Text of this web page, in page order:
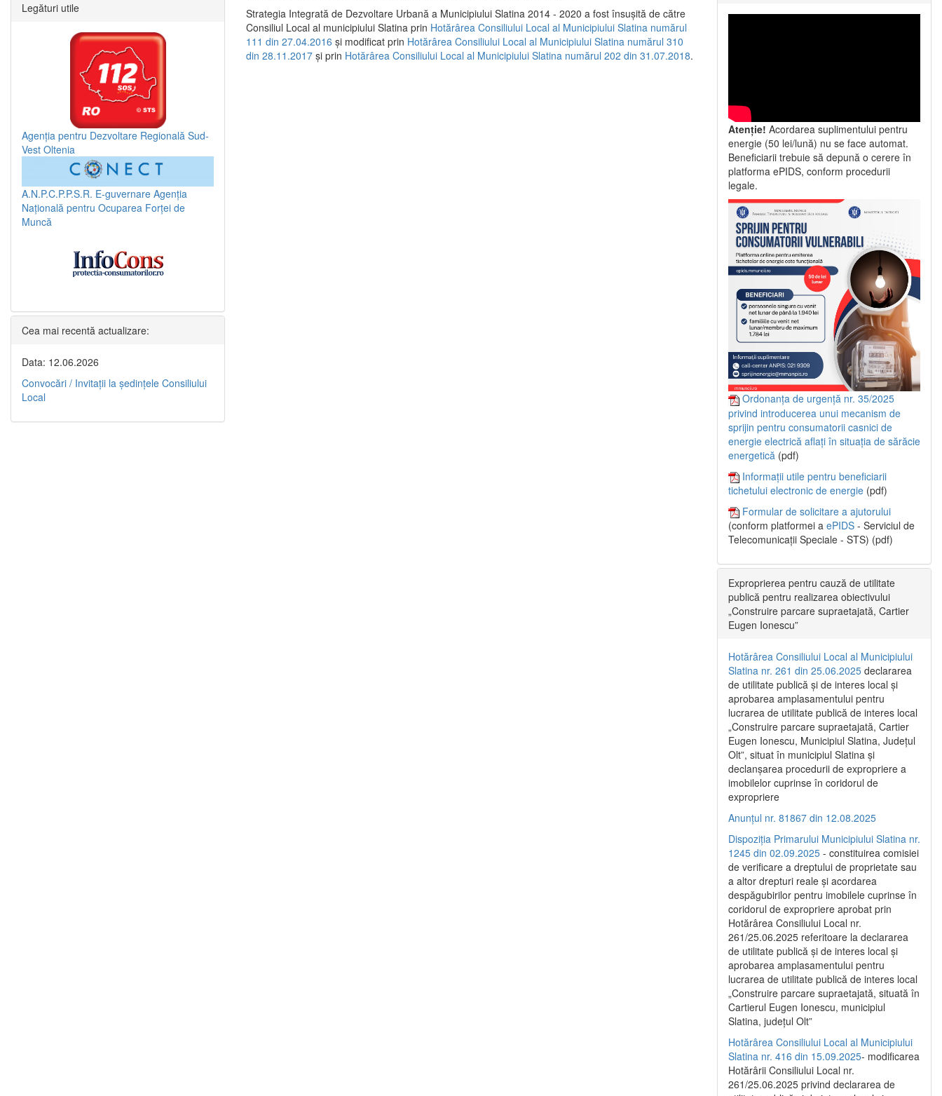
Strategia Integrată de Dezvoltare Urbană a Municipiului Slatina 2014 - 2020 a fost însuşită de către
Consiliul Local al municipiului Slatina prin Hotărârea Consiliului Local al Municipiului Slatina numărul
111 din 27.04.2016 și modificat prin Hotărârea Consiliului Local al Municipiului Slatina numărul 310
din 28.11.2017 și prin Hotărârea Consiliului Local al Municipiului Slatina numărul 202 din 31.07.2018.
Legături utile
Agenția pentru Dezvoltare Regională Sud-
Vest Oltenia
A.N.P.C.P.P.S.R. E-guvernare Agenția
Națională pentru Ocuparea Forței de
Muncă
Cea mai recentă actualizare:
Data: 12.06.2026
Convocări / Invitaţii la şedinţele Consiliului
Local
Atenție! Acordarea suplimentului pentru
energie (50 lei/lună) nu se face automat.
Beneficiarii trebuie să depună o cerere în
platforma ePIDS, conform procedurii
legale.
Ordonanța de urgență nr. 35/2025
privind introducerea unui mecanism de
sprijin pentru consumatorii casnici de
energie electrică aflați în situația de sărăcie
energetică (pdf)
Informații utile pentru beneficiarii
tichetului electronic de energie (pdf)
Formular de solicitare a ajutorului
(conform platformei a ePIDS - Serviciul de
Telecomunicații Speciale - STS) (pdf)
Exproprierea pentru cauză de utilitate
publică pentru realizarea obiectivului
„Construire parcare supraetajată, Cartier
Eugen Ionescu”
Hotărârea Consiliului Local al Municipiului
Slatina nr. 261 din 25.06.2025 declararea
de utilitate publică și de interes local și
aprobarea amplasamentului pentru
lucrarea de utilitate publică de interes local
„Construire parcare supraetajată, Cartier
Eugen Ionescu, Municipiul Slatina, Județul
Olt”, situat în municipiul Slatina și
declanșarea procedurii de expropriere a
imobilelor cuprinse în coridorul de
expropriere
Anunțul nr. 81867 din 12.08.2025
Dispoziția Primarului Municipiului Slatina nr.
1245 din 02.09.2025 - constituirea comisiei
de verificare a dreptului de proprietate sau
a altor drepturi reale și acordarea
despăgubirilor pentru imobilele cuprinse în
coridorul de expropriere aprobat prin
Hotărârea Consiliului Local nr.
261/25.06.2025 referitoare la declararea
de utilitate publică și de interes local și
aprobarea amplasamentului pentru
lucrarea de utilitate publică de interes local
„Construire parcare supraetajată, situată în
Cartierul Eugen Ionescu, municipiul
Slatina, județul Olt”
Hotărârea Consiliului Local al Municipiului
Slatina nr. 416 din 15.09.2025- modificarea
Hotărârii Consiliului Local nr.
261/25.06.2025 privind declararea de